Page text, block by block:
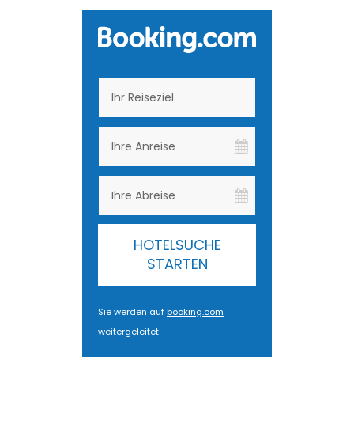
HOTELSUCHE
STARTEN
Sie werden aufbooking.com
weitergeleitet